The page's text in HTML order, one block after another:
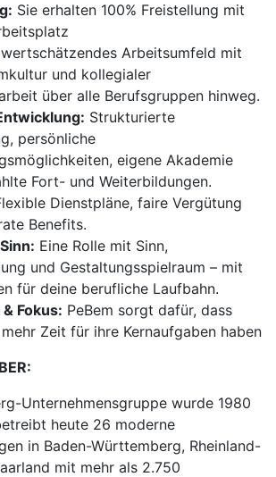
Sie erhalten 100% Freistellung mit
Arbeitsumfeld mit
und kollegialer
über alle Berufsgruppen hinweg.
Strukturierte
persönliche
eigene Akademie
Fort- und Weiterbildungen.
Dienstpläne, faire Vergütung
Benefits.
Eine Rolle mit Sinn,
und Gestaltungsspielraum – mit
für deine berufliche Laufbahn.
Fokus: PeBem sorgt dafür, dass
Zeit für ihre Kernaufgaben haben
Unternehmensgruppe wurde 1980
heute 26 moderne
in Baden-Württemberg, Rheinland-
mit mehr als 2.750